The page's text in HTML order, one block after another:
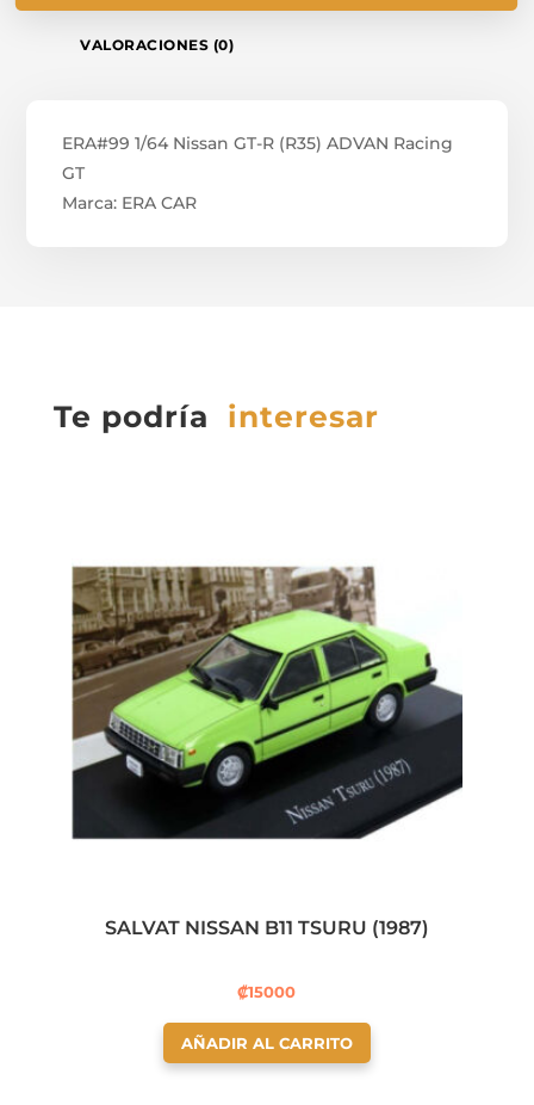
VALORACIONES (0)
ERA#99 1/64 Nissan GT-R (R35) ADVAN Racing
GT
Marca: ERA CAR
Te podría interesar
SALVAT NISSAN B11 TSURU (1987)
₡15000
AÑADIR AL CARRITO